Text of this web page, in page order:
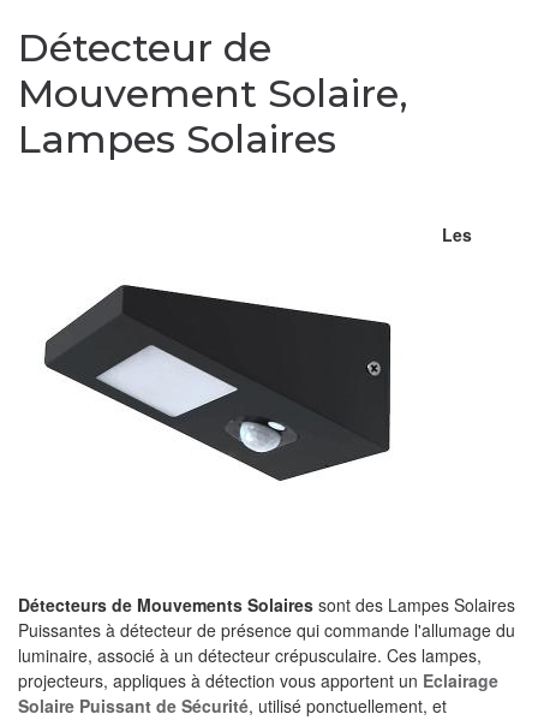
Détecteur de
Mouvement Solaire,
Lampes Solaires
Les
Détecteurs de Mouvements Solaires sont des Lampes Solaires
Puissantes à détecteur de présence qui commande l'allumage du
luminaire, associé à un détecteur crépusculaire. Ces lampes,
projecteurs, appliques à détection vous apportent un Eclairage
Solaire Puissant de Sécurité, utilisé ponctuellement, et